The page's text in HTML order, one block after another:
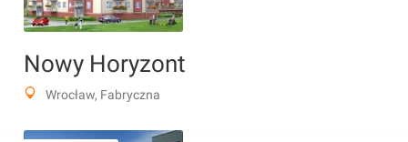
Nowy Horyzont
Wrocław, Fabryczna